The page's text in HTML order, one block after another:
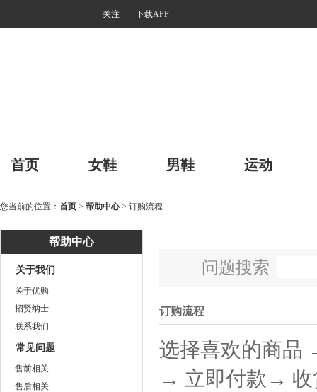
关注 下载APP
首页 女鞋 男鞋 运动
您当前的位置： 首页 > 帮助中心> 订购流程
帮助中心
关于我们
关于优购
招贤纳士
联系我们
常见问题
售前相关
售后相关
问题搜索
订购流程
选择喜欢的商品
→ 立即付款→ 收